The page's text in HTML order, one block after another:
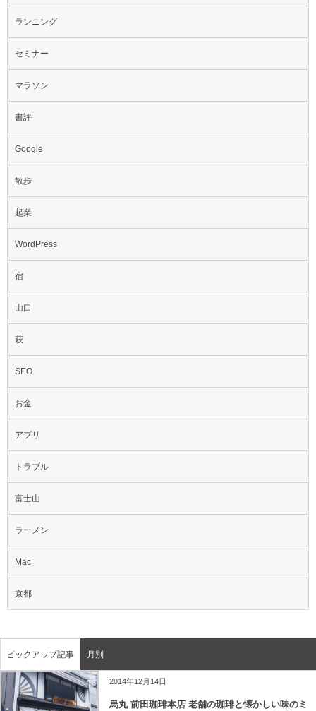
ランニング
セミナー
マラソン
書評
Google
散歩
起業
WordPress
宿
山口
萩
SEO
お金
アプリ
トラブル
富士山
ラーメン
Mac
京都
ピックアップ記事 月別
2014年12月14日
烏丸 前田珈琲本店 老舗の珈琲と懐かしい味のミ